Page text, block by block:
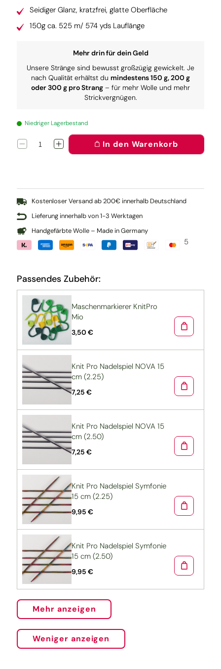
Seidiger Glanz, kratzfrei, glatte Oberfläche
150g ca. 525 m/ 574 yds Lauflänge
Mehr drin für dein Geld
Unsere Stränge sind bewusst großzügig gewickelt. Je
nach Qualität erhältst du mindestens 150 g, 200 g
oder 300 g pro Strang – für mehr Wolle und mehr
Strickvergnügen.
Niedriger Lagerbestand
Verringere
(dark)
Erhöhe
(dark)
In den Warenkorb
Kostenloser Versand ab 200€ innerhalb Deutschland
Lieferung innerhalb von 1-3 Werktagen
Handgefärbte Wolle – Made in Germany
5
Passendes Zubehör:
Maschenmarkierer KnitPro
Mio
3,50 €
Knit Pro Nadelspiel NOVA 15
cm (2.25)
7,25 €
Knit Pro Nadelspiel NOVA 15
cm (2.50)
7,25 €
Knit Pro Nadelspiel Symfonie
15 cm (2.25)
9,95 €
Knit Pro Nadelspiel Symfonie
15 cm (2.50)
9,95 €
Mehr anzeigen
Weniger anzeigen